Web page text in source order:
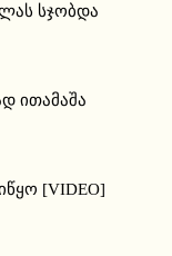
სჯობდა
ითამაშა
[VIDEO]